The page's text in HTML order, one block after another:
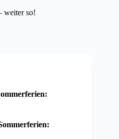
weiter so!